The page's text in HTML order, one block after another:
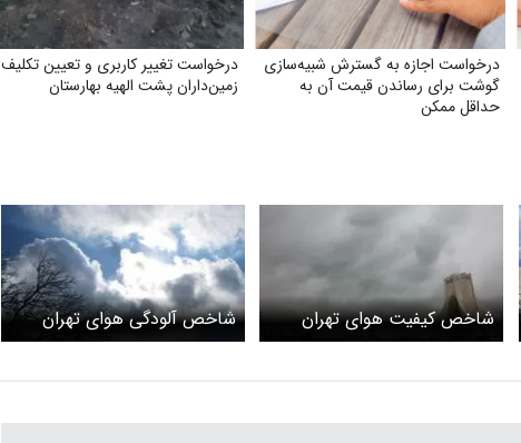
درخواست اجازه به گسترش شبیه‌سازی
گوشت برای رساندن قیمت آن به
حداقل ممکن
درخواست تغییر کاربری و تعیین‌ تکلیف
زمین‌داران پشت الهیه بهارستان
شاخص کیفیت هوای تهران
امروز 26 فروردین 1405
شاخص آلودگی هوای تهران
امروز 25 فروردین 1405